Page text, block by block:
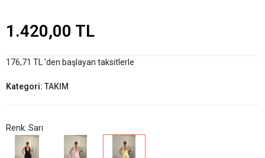
1.420,00 TL
176,71 TL 'den başlayan taksitlerle
Kategori: TAKIM
Renk: Sarı